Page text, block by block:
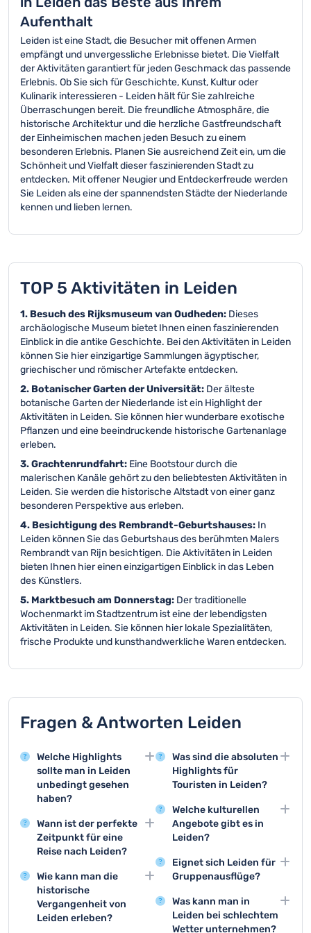
Aufenthalt
Leiden ist eine Stadt, die Besucher mit offenen Armen
empfängt und unvergessliche Erlebnisse bietet. Die Vielfalt
der Aktivitäten garantiert für jeden Geschmack das passende
Erlebnis. Ob Sie sich für Geschichte, Kunst, Kultur oder
Kulinarik interessieren - Leiden hält für Sie zahlreiche
Überraschungen bereit. Die freundliche Atmosphäre, die
historische Architektur und die herzliche Gastfreundschaft
der Einheimischen machen jeden Besuch zu einem
besonderen Erlebnis. Planen Sie ausreichend Zeit ein, um die
Schönheit und Vielfalt dieser faszinierenden Stadt zu
entdecken. Mit offener Neugier und Entdeckerfreude werden
Sie Leiden als eine der spannendsten Städte der Niederlande
kennen und lieben lernen.
TOP 5 Aktivitäten in Leiden
1. Besuch des Rijksmuseum van Oudheden: Dieses
archäologische Museum bietet Ihnen einen faszinierenden
Einblick in die antike Geschichte. Bei den Aktivitäten in Leiden
können Sie hier einzigartige Sammlungen ägyptischer,
griechischer und römischer Artefakte entdecken.
2. Botanischer Garten der Universität: Der älteste
botanische Garten der Niederlande ist ein Highlight der
Aktivitäten in Leiden. Sie können hier wunderbare exotische
Pflanzen und eine beeindruckende historische Gartenanlage
erleben.
3. Grachtenrundfahrt: Eine Bootstour durch die
malerischen Kanäle gehört zu den beliebtesten Aktivitäten in
Leiden. Sie werden die historische Altstadt von einer ganz
besonderen Perspektive aus erleben.
4. Besichtigung des Rembrandt-Geburtshauses: In
Leiden können Sie das Geburtshaus des berühmten Malers
Rembrandt van Rijn besichtigen. Die Aktivitäten in Leiden
bieten Ihnen hier einen einzigartigen Einblick in das Leben
des Künstlers.
5. Marktbesuch am Donnerstag: Der traditionelle
Wochenmarkt im Stadtzentrum ist eine der lebendigsten
Aktivitäten in Leiden. Sie können hier lokale Spezialitäten,
frische Produkte und kunsthandwerkliche Waren entdecken.
Fragen & Antworten Leiden
Welche Highlights
sollte man in Leiden
unbedingt gesehen
haben?
Leiden bietet zahlreiche
beeindruckende
Sehenswürdigkeiten
van Oudheden und den
malerischen Burcht van
Leiden. Diese
historischen Orte
Wann ist der perfekte
Zeitpunkt für eine
Reise nach Leiden?
Die beste Reisezeit für
Leiden ist zwischen Mai
und September, wenn
das Wetter mild ist und
Wie kann man die
historische
Vergangenheit von
Leiden erleben?
Was sind die absoluten
Highlights für
Touristen in Leiden?
Die Top 3 Aktivitäten
sind der Besuch des
Rijksmuseum van
Grachtenfahrt und ein
Spaziergang durch die
ihren
charakteristischen
Gassen.
Welche kulturellen
Angebote gibt es in
Leiden?
Leiden bietet
hervorragende Museen
wie das Lakenhal
Museum und das
Naturalis
Biodiversiteitcentrum.
Eignet sich Leiden für
Gruppenausflüge?
Leiden ist ideal für
Gruppenausflüge mit
geführten
Was kann man in
Leiden bei schlechtem
Wetter unternehmen?